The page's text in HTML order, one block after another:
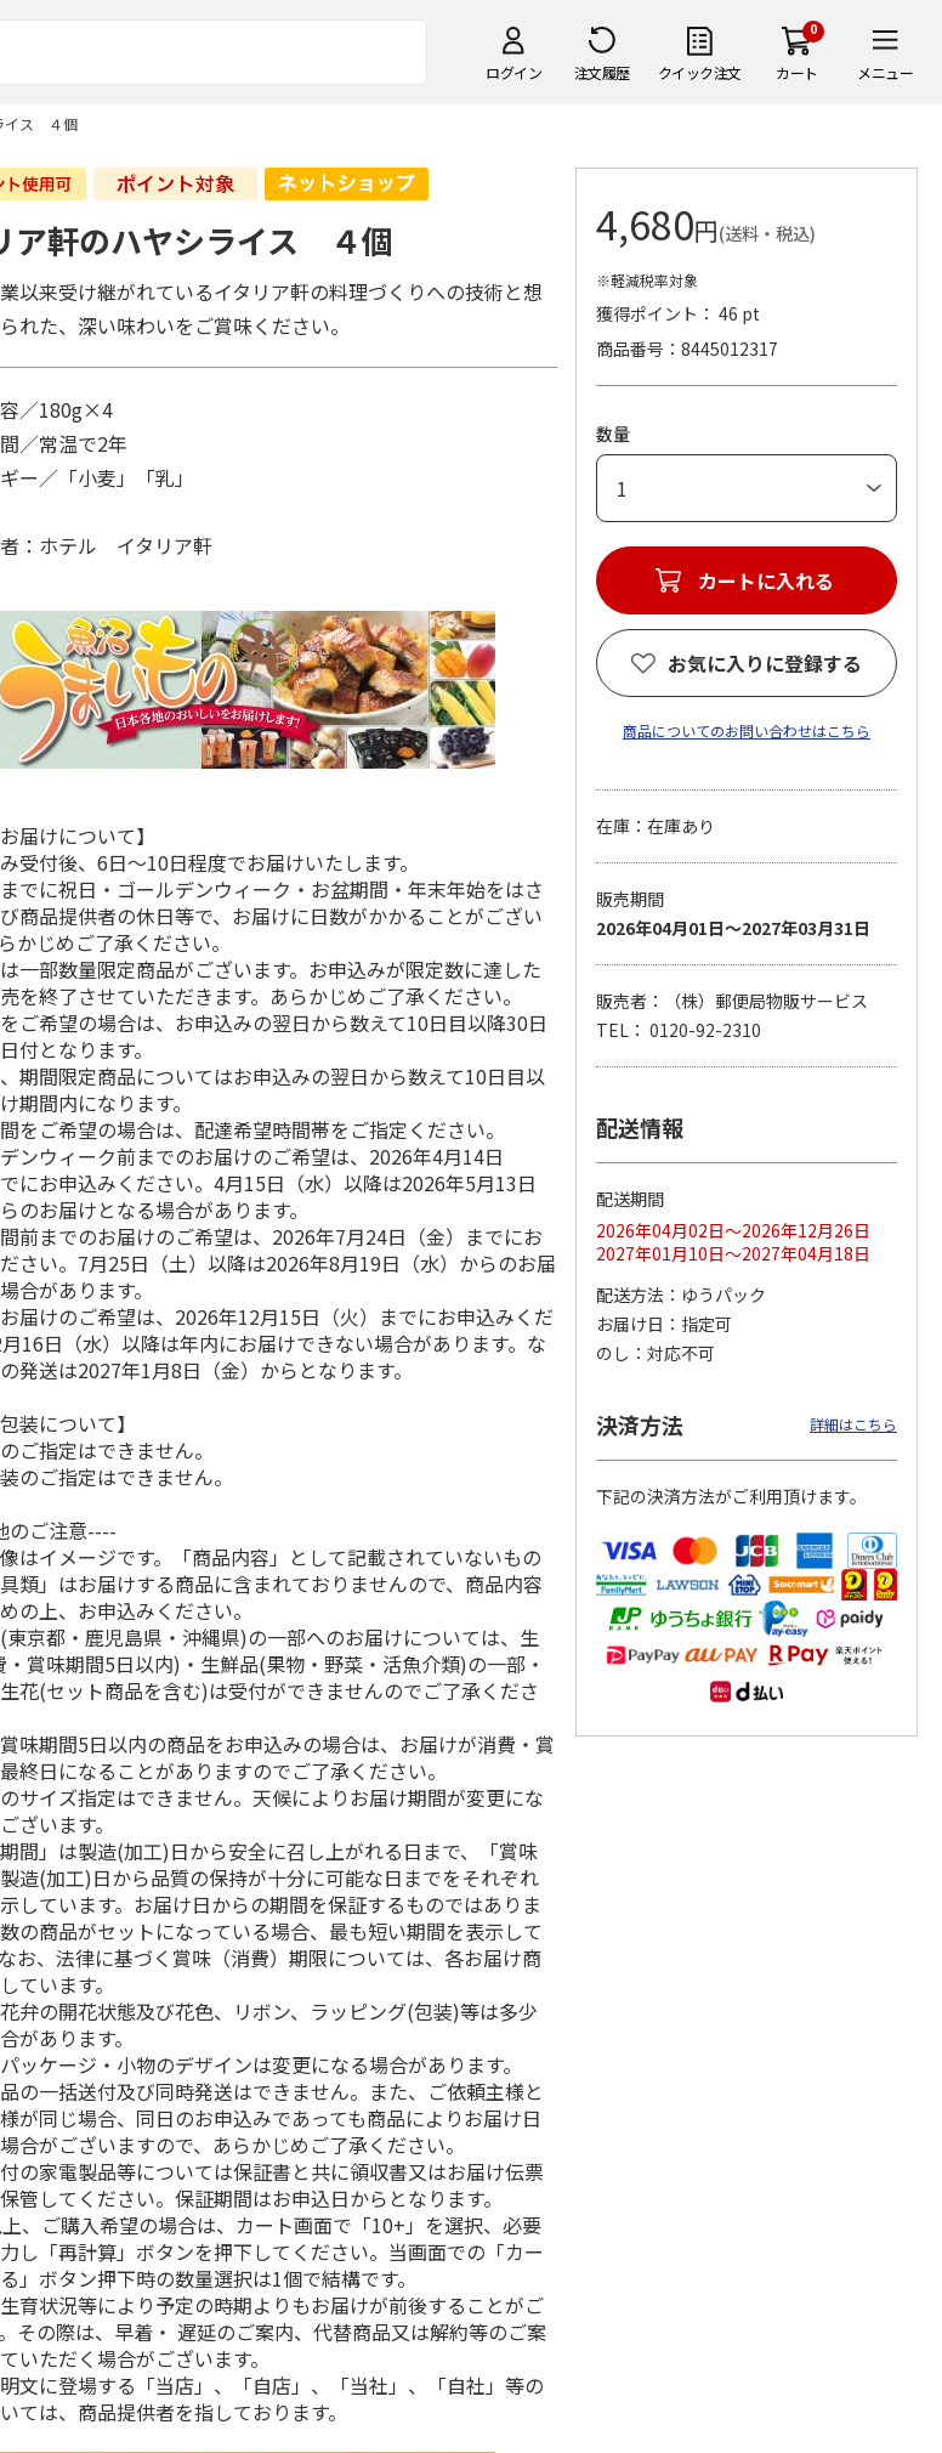
ログイン 注文履歴 クイック注文
0
カート メニュー
イス ４個
冷凍】「JINBO
AOYAMA」
き目つ…
円
料・税込)
＜お中元＞神戸開花
亭 レンジで煮込み
ハンバーグ２種
5.0（1）
(送料・税込)
にんべん「だしがゆ
味」×20個
(送料・税込)
宮崎県産黒毛和牛と
(送料・税込)
＜お中元＞黒黒黒ハ
4,680円
(送料・税込)
５個入
ア軒のハヤシライス ４個
以来受け継がれているイタリア軒の料理づくりへの技術と想
れた、深い味わいをご賞味ください。
／180g×4
／常温で2年
ー／「小麦」「乳」
：ホテル イタリア軒
届けについて】
受付後、6日～10日程度でお届けいたします。
でに祝日・ゴールデンウィーク・お盆期間・年末年始をはさ
商品提供者の休日等で、お届けに日数がかかることがござい
かじめご了承ください。
一部数量限定商品がございます。お申込みが限定数に達した
を終了させていただきます。あらかじめご了承ください。
ご希望の場合は、お申込みの翌日から数えて10日目以降30日
付となります。
期間限定商品についてはお申込みの翌日から数えて10日目以
期間内になります。
をご希望の場合は、配達希望時間帯をご指定ください。
ンウィーク前までのお届けのご希望は、2026年4月14日
でにお申込みください。4月15日（水）以降は2026年5月13日
らのお届けとなる場合があります。
前までのお届けのご希望は、2026年7月24日（金）までにお
さい。7月25日（土）以降は2026年8月19日（水）からのお届
合があります。
届けのご希望は、2026年12月15日（火）までにお申込みくだ
16日（水）以降は年内にお届けできない場合があります。な
発送は2027年1月8日（金）からとなります。
装について】
ご指定はできません。
のご指定はできません。
のご注意----
はイメージです。「商品内容」として記載されていないもの
類」はお届けする商品に含まれておりませんので、商品内容
の上、お申込みください。
京都・鹿児島県・沖縄県)の一部へのお届けについては、生
・賞味期間5日以内)・生鮮品(果物・野菜・活魚介類)の一部・
花(セット商品を含む)は受付ができませんのでご了承くださ
味期間5日以内の商品をお申込みの場合は、お届けが消費・賞
終日になることがありますのでご了承ください。
サイズ指定はできません。天候によりお届け期間が変更にな
ざいます。
間」は製造(加工)日から安全に召し上がれる日まで、「賞味
造(加工)日から品質の保持が十分に可能な日までをそれぞれ
しています。お届け日からの期間を保証するものではありま
の商品がセットになっている場合、最も短い期間を表示して
お、法律に基づく賞味（消費）期限については、各お届け商
ています。
弁の開花状態及び花色、リボン、ラッピング(包装)等は多少
があります。
ッケージ・小物のデザインは変更になる場合があります。
の一括送付及び同時発送はできません。また、ご依頼主様と
が同じ場合、同日のお申込みであっても商品によりお届け日
合がございますので、あらかじめご了承ください。
の家電製品等については保証書と共に領収書又はお届け伝票
管してください。保証期間はお申込日からとなります。
、ご購入希望の場合は、カート画面で「10+」を選択、必要
し「再計算」ボタンを押下してください。当画面での「カー
」ボタン押下時の数量選択は1個で結構です。
育状況等により予定の時期よりもお届けが前後することがご
その際は、早着・ 遅延のご案内、代替商品又は解約等のご案
いただく場合がございます。
文に登場する「当店」、「自店」、「当社」、「自社」等の
ては、商品提供者を指しております。
4,680円(送料・税込)
※軽減税率対象
獲得ポイント： 46 pt
商品番号
8445012317
数量
カートに入れる
お気に入りに登録する
商品についてのお問い合わせはこちら
在庫：在庫あり
販売期間
2026年04月01日～2027年03月31日
販売者：（株）郵便局物販サービス
TEL： 0120-92-2310
配送情報
配送期間
2026年04月02日～2026年12月26日
2027年01月10日～2027年04月18日
配送方法
ゆうパック
お届け日
指定可
のし
対応不可
決済方法 詳細はこちら
下記の決済方法がご利用頂けます。